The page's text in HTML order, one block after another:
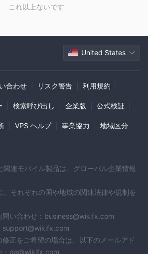
ある取引体験を提供することを目指してい
な金融商品で取引サービスを提供するグ
引プロバイダーです。同社は、取引プラ
プ、教育リソースの幅広い範囲をクライ
す。
すか？詐欺ですか？
つまり、その活動を監視したり、顧客を保
替、商品、暗号通貨、指数、株式など、
メントを提供しています。
は、一つの通貨を別の通貨と交換する市場
品やサービスの生産に使用される原材料
し、大豆などの農産物、石油、ガス、石
これ以上ないです
United States
合わせ リスク警告 利用規約
検索呼び出し 企業版 公式検証
VPS ヘルプ 事業協力 地域区分
関連モバイル製品は、グローバル企業情報
、それぞれの国や地域の関連法律や規制を
問い合わせ：business@wikifx.com
support@wikifx.com
正をご希望の場合は、以下のメールアド
：qa@wikifx.com